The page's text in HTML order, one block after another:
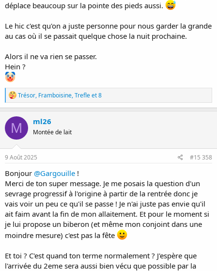
déplace beaucoup sur la pointe des pieds aussi.
Le hic c'est qu'on a juste personne pour nous garder la grande
au cas où il se passait quelque chose la nuit prochaine.
Alors il ne va rien se passer.
Hein ?
R
é
a
c
t
i
o
n
s
Trésor, Framboisine,Trefleet 8
M ml26
Montée de lait
9 Août 2025 #15 358
Bonjour @Gargouille !
Merci de ton super message. Je me posais la question d'un
sevrage progressif à l'origine à partir de la rentrée donc je
vais voir un peu ce qu'il se passe ! Je n'ai juste pas envie qu'il
ait faim avant la fin de mon allaitement. Et pour le moment si
je lui propose un biberon (et même mon conjoint dans une
moindre mesure) c'est pas la fête
Et toi ? C'est quand ton terme normalement ? J'espère que
l'arrivée du 2eme sera aussi bien vécu que possible par la